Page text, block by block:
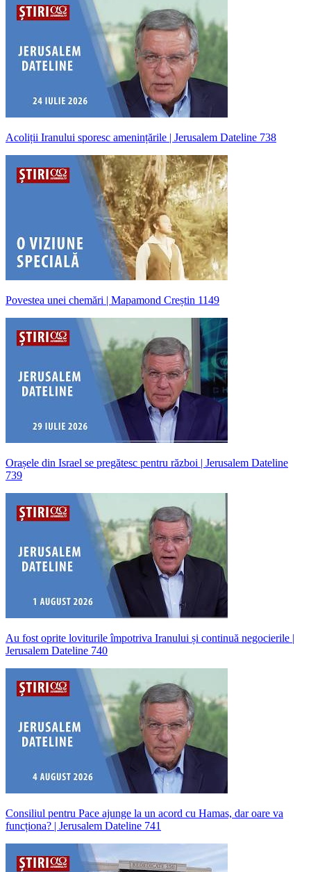
Acoliții Iranului sporesc amenințările | Jerusalem Dateline 738
Povestea unei chemări | Mapamond Creștin 1149
Orașele din Israel se pregătesc pentru război | Jerusalem Dateline
739
Au fost oprite loviturile împotriva Iranului și continuă negocierile |
Jerusalem Dateline 740
Consiliul pentru Pace ajunge la un acord cu Hamas, dar oare va
funcționa? | Jerusalem Dateline 741